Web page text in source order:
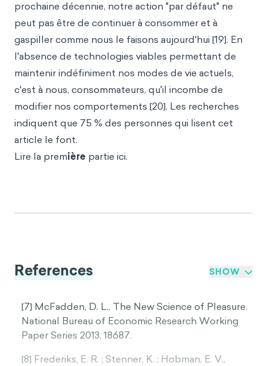
prochaine décennie, notre action "par défaut" ne
peut pas être de continuer à consommer et à
gaspiller comme nous le faisons aujourd'hui [19]. En
l'absence de technologies viables permettant de
maintenir indéfiniment nos modes de vie actuels,
c'est à nous, consommateurs, qu'il incombe de
modifier nos comportements [20]. Les recherches
indiquent que 75 % des personnes qui lisent cet
article le font.
Lire la première partie ici.
References SHOW
[7] McFadden, D. L., The New Science of Pleasure.
National Bureau of Economic Research Working
Paper Series 2013, 18687.
[8] Frederiks, E. R. ; Stenner, K. ; Hobman, E. V.,